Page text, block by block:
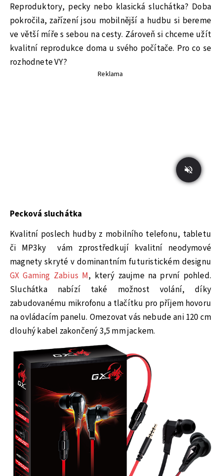
Reproduktory, pecky nebo klasická sluchátka? Doba
pokročila, zařízení jsou mobilnější a hudbu si bereme
ve větší míře s sebou na cesty. Zároveň si chceme užít
kvalitní reprodukce doma u svého počítače. Pro co se
rozhodnete VY?
Reklama
Pecková sluchátka
Kvalitní poslech hudby z mobilního telefonu, tabletu
či MP3ky vám zprostředkují kvalitní neodymové
magnety skryté v dominantním futuristickém designu
GX Gaming Zabius M, který zaujme na první pohled.
Sluchátka nabízí také možnost volání, díky
zabudovanému mikrofonu a tlačítku pro příjem hovoru
na ovládacím panelu. Omezovat vás nebude ani 120 cm
dlouhý kabel zakončený 3,5 mm jackem.